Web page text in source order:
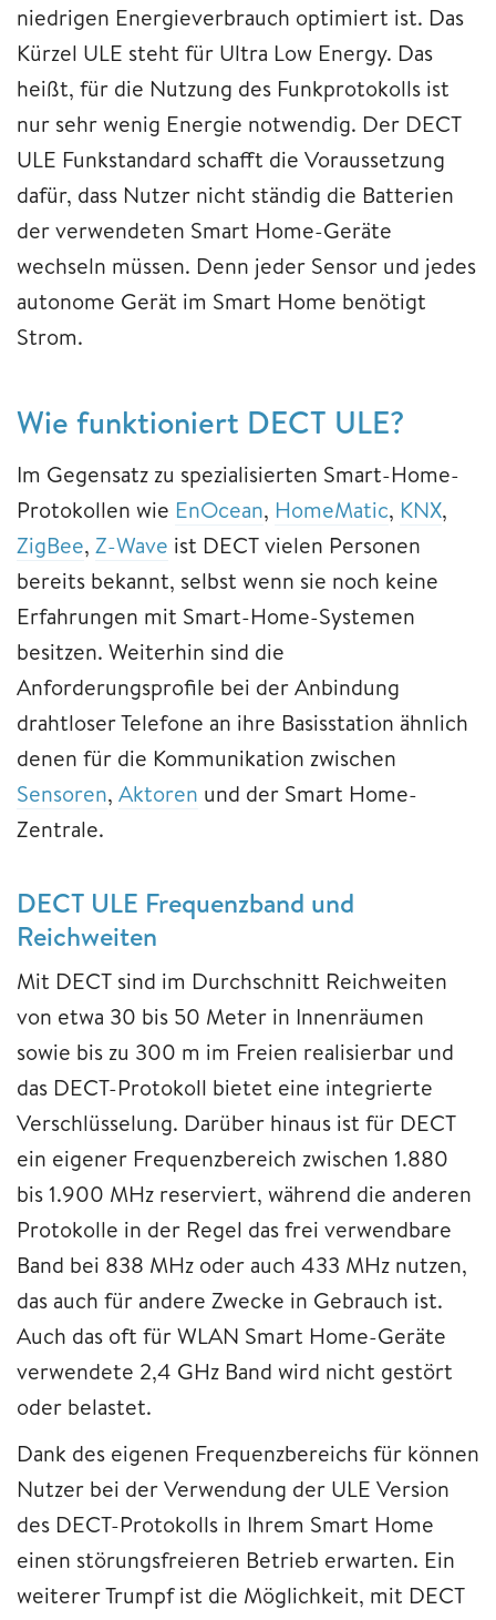
niedrigen Energieverbrauch optimiert ist. Das
Kürzel ULE steht für Ultra Low Energy. Das
heißt, für die Nutzung des Funkprotokolls ist
nur sehr wenig Energie notwendig. Der DECT
ULE Funkstandard schafft die Voraussetzung
dafür, dass Nutzer nicht ständig die Batterien
der verwendeten Smart Home-Geräte
wechseln müssen. Denn jeder Sensor und jedes
autonome Gerät im Smart Home benötigt
Strom.
Wie funktioniert DECT ULE?
Im Gegensatz zu spezialisierten Smart-Home-
Protokollen wie EnOcean, HomeMatic, KNX,
ZigBee, Z-Wave ist DECT vielen Personen
bereits bekannt, selbst wenn sie noch keine
Erfahrungen mit Smart-Home-Systemen
besitzen. Weiterhin sind die
Anforderungsprofile bei der Anbindung
drahtloser Telefone an ihre Basisstation ähnlich
denen für die Kommunikation zwischen
Sensoren, Aktoren und der Smart Home-
Zentrale.
DECT ULE Frequenzband und
Reichweiten
Mit DECT sind im Durchschnitt Reichweiten
von etwa 30 bis 50 Meter in Innenräumen
sowie bis zu 300 m im Freien realisierbar und
das DECT-Protokoll bietet eine integrierte
Verschlüsselung. Darüber hinaus ist für DECT
ein eigener Frequenzbereich zwischen 1.880
bis 1.900 MHz reserviert, während die anderen
Protokolle in der Regel das frei verwendbare
Band bei 838 MHz oder auch 433 MHz nutzen,
das auch für andere Zwecke in Gebrauch ist.
Auch das oft für WLAN Smart Home-Geräte
verwendete 2,4 GHz Band wird nicht gestört
oder belastet.
Dank des eigenen Frequenzbereichs für können
Nutzer bei der Verwendung der ULE Version
des DECT-Protokolls in Ihrem Smart Home
einen störungsfreieren Betrieb erwarten. Ein
weiterer Trumpf ist die Möglichkeit, mit DECT